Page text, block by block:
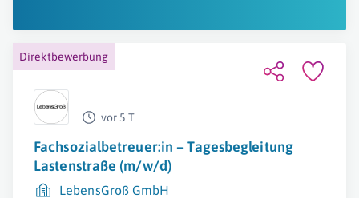
Direktbewerbung
vor 5 T
Fachsozialbetreuer:in – Tagesbegleitung
Lastenstraße (m/w/d)
LebensGroß GmbH